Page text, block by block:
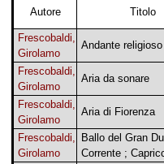
Autore Titolo
Frescobaldi,
Girolamo
Andante religioso
Frescobaldi,
Girolamo
Aria da sonare
Frescobaldi,
Girolamo
Aria di Fiorenza
Frescobaldi,
Girolamo
Ballo del Gran
Corrente ;